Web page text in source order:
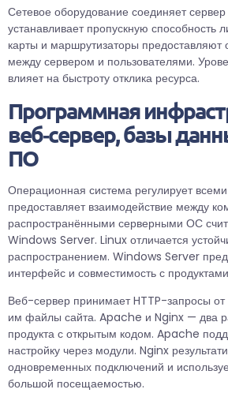
Сетевое оборудование соединяет
устанавливает пропускную способность
карты и маршрутизаторы предоставляют
между сервером и пользователями.
влияет на быстроту отклика ресурса.
Программная
веб‑сервер, базы
ПО
Операционная система регулирует
предоставляет взаимодействие между
распространёнными серверными ОС
Windows Server. Linux отличается
распространением. Windows Server
интерфейс и совместимость с
Веб-сервер принимает HTTP-запросы
им файлы сайта. Apache и Nginx — два
продукта с открытым кодом. Apache
настройку через модули. Nginx
одновременных подключений и
большой посещаемостью.